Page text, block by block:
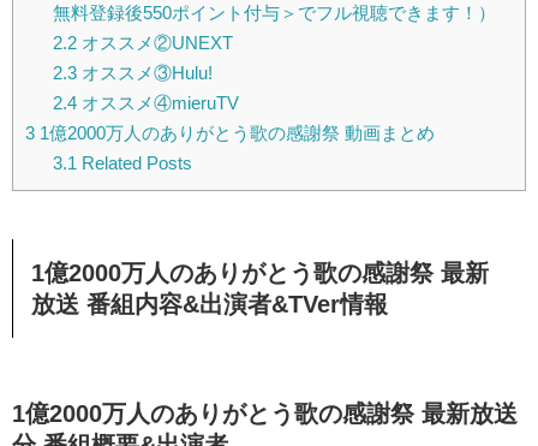
無料登録後550ポイント付与＞でフル視聴できます！）
2.2オススメ②UNEXT
2.3オススメ③Hulu!
2.4オススメ④mieruTV
3 1億2000万人のありがとう歌の感謝祭 動画まとめ
3.1 Related Posts
1億2000万人のありがとう歌の感謝祭 最新
放送 番組内容&出演者&TVer情報
1億2000万人のありがとう歌の感謝祭 最新放送